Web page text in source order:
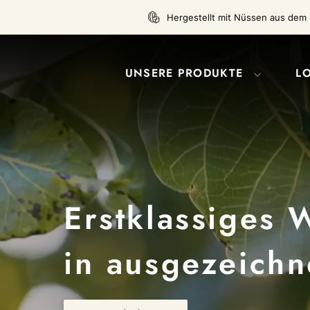
Inhalt
Hergestellt mit Nüssen aus dem
UNSERE PRODUKTE
Erstklassiges
in